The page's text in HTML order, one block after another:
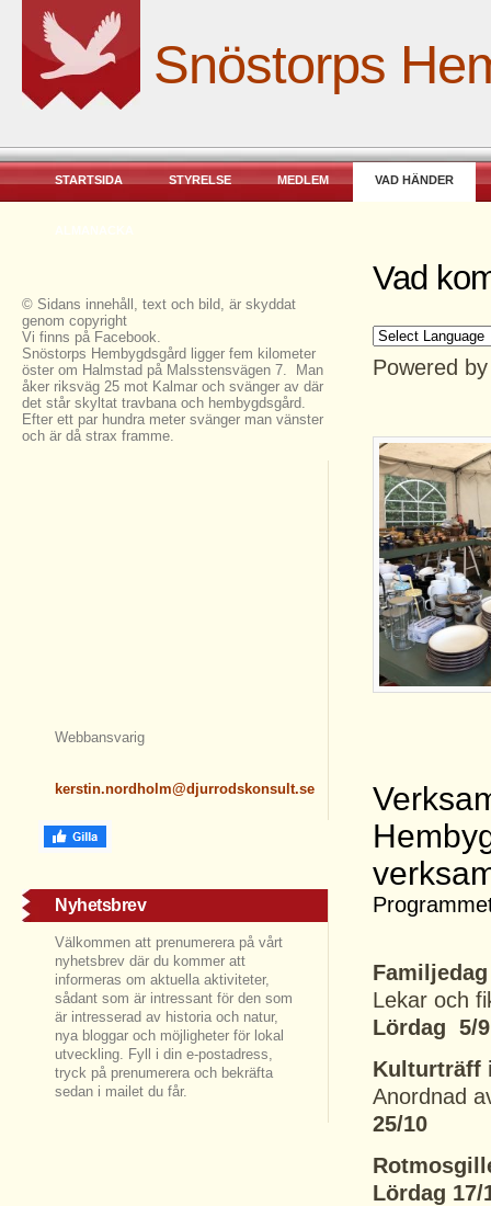
Snöstorps
STARTSIDA STYRELSE MEDLEM VAD HÄNDER
Vad
Powered
Lekar och
Lördag 5/
Kulturträff
Anordnad
25/10
Lördag 17/
© Sidans innehåll, text och bild, är skyddat
genom copyright
Vi finns på Facebook.
Snöstorps Hembygdsgård ligger fem kilometer
öster om Halmstad på Malsstensvägen 7. Man
åker riksväg 25 mot Kalmar och svänger av där
det står skyltat travbana och hembygdsgård.
Efter ett par hundra meter svänger man vänster
och är då strax framme.
Webbansvarig
kerstin.nordholm@djurrodskonsult.se
Nyhetsbrev
Välkommen att prenumerera på vårt
nyhetsbrev där du kommer att
informeras om aktuella aktiviteter,
sådant som är intressant för den som
är intresserad av historia och natur,
nya bloggar och möjligheter för lokal
utveckling. Fyll i din e-postadress,
tryck på prenumerera och bekräfta
sedan i mailet du får.